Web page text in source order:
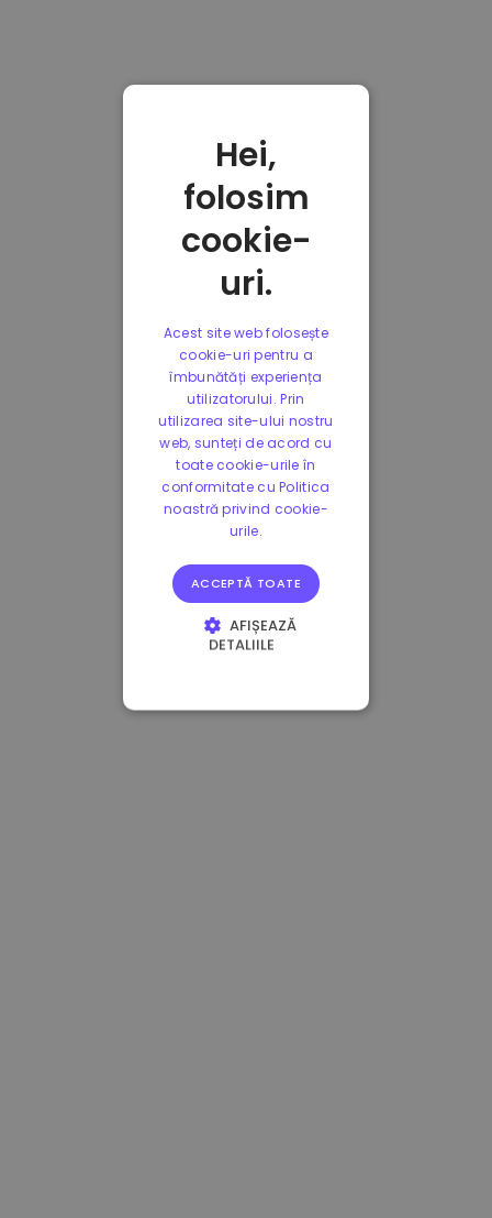
Hei,
folosim
cookie-
uri.
Acest site web folosește
cookie-uri pentru a
îmbunătăți experiența
utilizatorului. Prin
utilizarea site-ului nostru
web, sunteți de acord cu
toate cookie-urile în
conformitate cu Politica
noastră privind cookie-
urile.
ACCEPTĂ TOATE
AFIȘEAZĂ
DETALIILE